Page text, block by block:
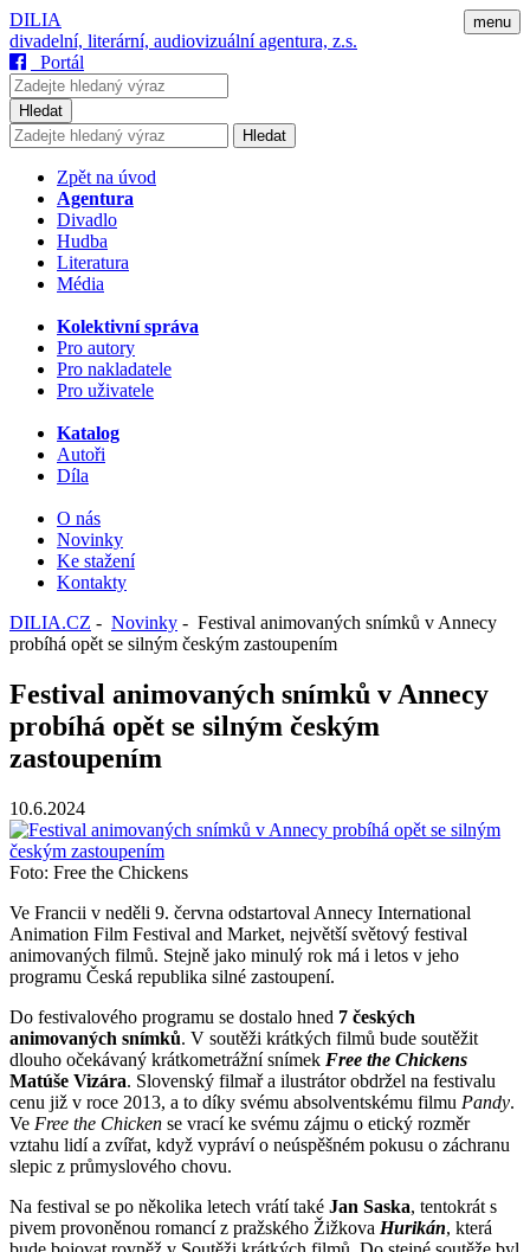
menu
DILIA
divadelní, literární, audiovizuální agentura, z.s.
Portál
Hledat
Hledat
Zpět na úvod
Agentura
Divadlo
Hudba
Literatura
Média
Kolektivní správa
Pro autory
Pro nakladatele
Pro uživatele
Katalog
Autoři
Díla
O nás
Novinky
Ke stažení
Kontakty
DILIA.CZ - Novinky - Festival animovaných snímků v Annecy
probíhá opět se silným českým zastoupením
Festival animovaných snímků v Annecy
probíhá opět se silným českým
zastoupením
10.6.2024
Foto: Free the Chickens
Ve Francii v neděli 9. června odstartoval Annecy International
Animation Film Festival and Market, největší světový festival
animovaných filmů. Stejně jako minulý rok má i letos v jeho
programu Česká republika silné zastoupení.
Do festivalového programu se dostalo hned 7 českých
animovaných snímků. V soutěži krátkých filmů bude soutěžit
dlouho očekávaný krátkometrážní snímek Free the Chickens
Matúše Vizára. Slovenský filmař a ilustrátor obdržel na festivalu
cenu již v roce 2013, a to díky svému absolventskému filmu Pandy.
Ve Free the Chicken se vrací ke svému zájmu o etický rozměr
vztahu lidí a zvířat, když vypráví o neúspěšném pokusu o záchranu
slepic z průmyslového chovu.
Na festival se po několika letech vrátí také Jan Saska, tentokrát s
pivem provoněnou romancí z pražského Žižkova Hurikán, která